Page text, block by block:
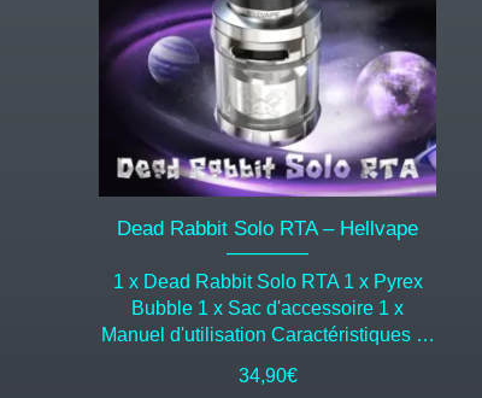
Dead Rabbit Solo RTA – Hellvape
1 x Dead Rabbit Solo RTA 1 x Pyrex
Bubble 1 x Sac d'accessoire 1 x
Manuel d'utilisation Caractéristiques …
34,90€
options
peuvent
choisies
produit